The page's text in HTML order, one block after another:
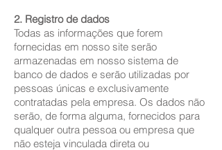
2. Registro de dados
Todas as informações que forem
fornecidas em nosso site serão
armazenadas em nosso sistema de
banco de dados e serão utilizadas por
pessoas únicas e exclusivamente
contratadas pela empresa. Os dados não
serão, de forma alguma, fornecidos para
qualquer outra pessoa ou empresa que
não esteja vinculada direta ou